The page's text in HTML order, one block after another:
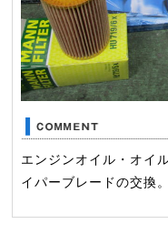
エンジンオイル・オイ
イパーブレードの交換。